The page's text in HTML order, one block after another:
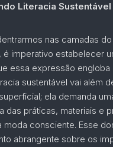
Literacia Sustentável
nas camadas
é imperativo estabelecer
essa expressão engloba
sustentável vai além
ela demanda
das práticas, materiais e
moda consciente. Esse
abrangente sobre os